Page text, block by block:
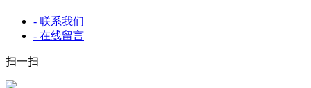
- 联系我们
- 在线留言
扫一扫